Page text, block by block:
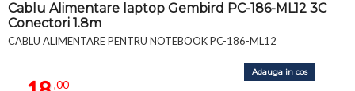
Cablu Alimentare laptop Gembird PC-186-ML12 3C
Conectori 1.8m
CABLU ALIMENTARE PENTRU NOTEBOOK PC-186-ML12
,00
Adauga in cos